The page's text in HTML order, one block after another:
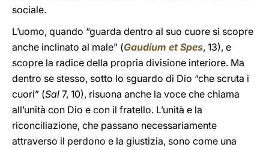
sociale.
L’uomo, quando “guarda dentro al suo cuore si scopre
anche inclinato al male” (Gaudium et Spes, 13), e
scopre la radice della propria divisione interiore. Ma
dentro se stesso, sotto lo sguardo di Dio “che scruta i
cuori” (Sal 7, 10), risuona anche la voce che chiama
all’unità con Dio e con il fratello. L’unità e la
riconciliazione, che passano necessariamente
attraverso il perdono e la giustizia, sono come una